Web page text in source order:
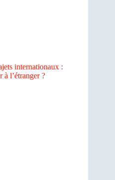
internationaux :
à l’étranger ?